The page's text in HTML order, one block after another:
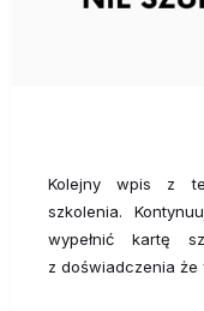
Kolejny wpis z
szkolenia.
wypełnić kartę
z doświadczenia że